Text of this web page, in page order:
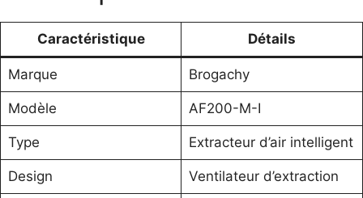
Caractéristique Détails
Marque Brogachy
Modèle AF200-M-I
Type Extracteur d’air intelligent
Design Ventilateur d’extraction